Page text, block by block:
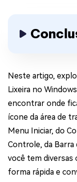
Neste artigo,
Lixeira no
encontrar onde
ícone da área de
Menu Iniciar, do
Controle, da Barra
você tem diversas
forma rápida e